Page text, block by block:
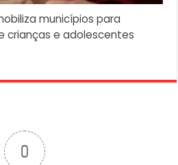
municípios para
crianças e adolescentes
0